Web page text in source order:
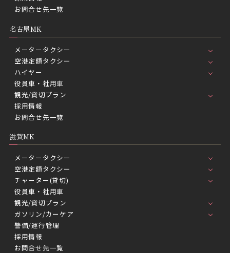
お問合せ先一覧
名古屋MK
メータータクシー
空港定額タクシー
ハイヤー
役員車・社用車
観光/貸切プラン
採用情報
お問合せ先一覧
滋賀MK
メータータクシー
空港定額タクシー
チャーター(貸切)
役員車・社用車
観光/貸切プラン
ガソリン/カーケア
警備/運行管理
採用情報
お問合せ先一覧